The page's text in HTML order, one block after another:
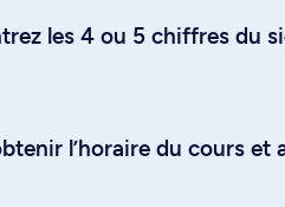
les 4 ou 5 chiffres du
l’horaire du cours